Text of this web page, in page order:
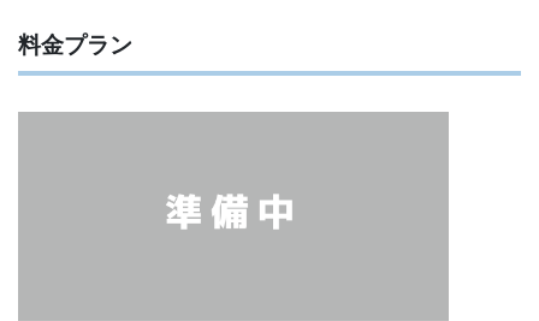
料金プラン